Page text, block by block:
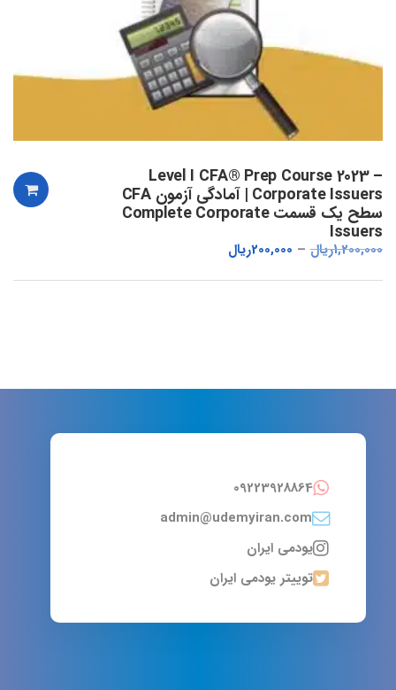
Level I CFA® Prep Course 2023 –
Corporate Issuers | آمادگی آزمون CFA
سطح یک قسمت Complete Corporate
Issuers
1,200,000ریال 200,000ریال
09223928864
admin@udemyiran.com
یودمی ایران
توییتر یودمی ایران